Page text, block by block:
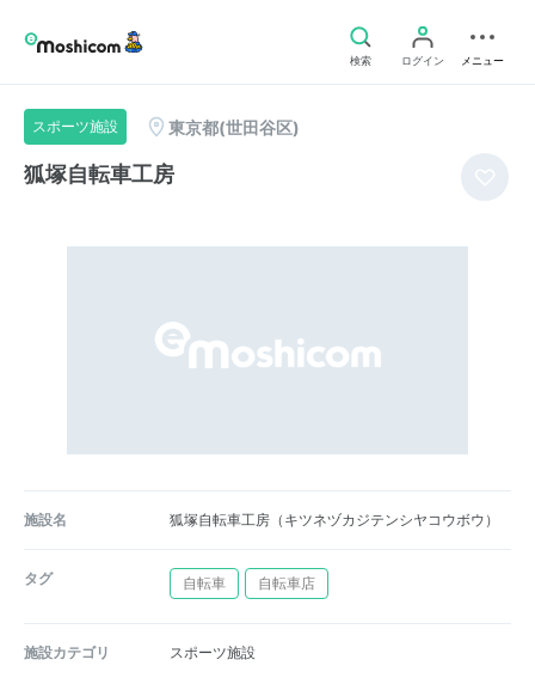
検索 ログイン メニュー
スポーツ施設 東京都(世田谷区)
狐塚自転車工房
施設名 狐塚自転車工房（キツネヅカジテンシヤコウボウ）
タグ 自転車 自転車店
施設カテゴリ スポーツ施設